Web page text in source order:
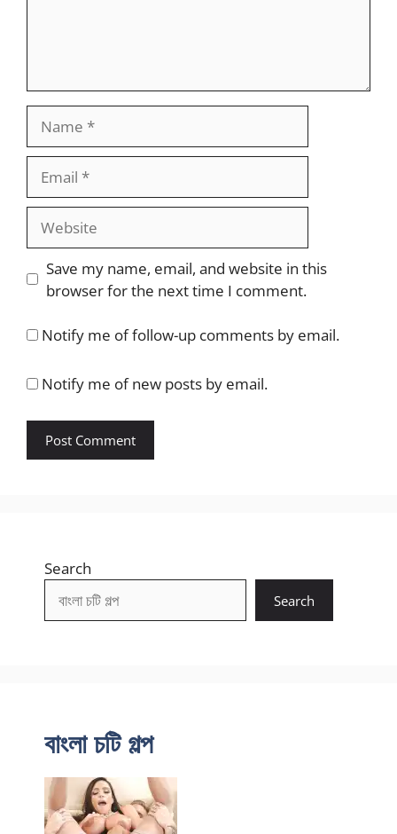
Website
Save my name, email, and website in this
browser for the next time I comment.
Notify me of follow-up comments by email.
Notify me of new posts by email.
Search
Search
বাংলা চটি গল্প